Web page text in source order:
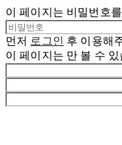
이 페이지는 비밀번호
먼저 로그인 후 이용해
이 페이지는 만 볼 수 있